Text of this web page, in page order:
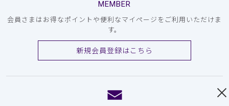
MEMBER
会員さまはお得なポイントや便利なマイページをご利用いただけま
す。
新規会員登録はこちら